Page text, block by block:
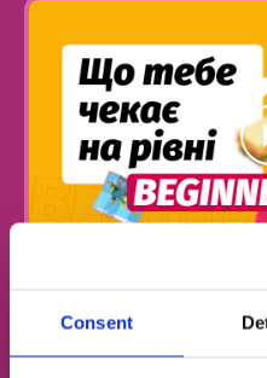
Consent
English, самое время